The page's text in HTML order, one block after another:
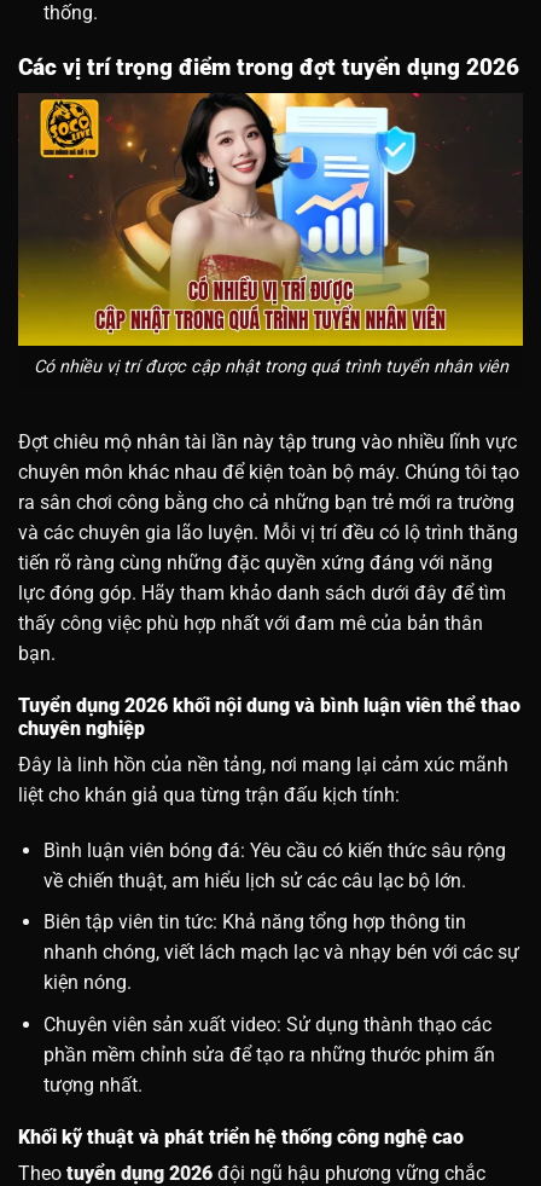
thống.
Các vị trí trọng điểm trong đợt tuyển dụng 2026
Có nhiều vị trí được cập nhật trong quá trình tuyển nhân viên
Đợt chiêu mộ nhân tài lần này tập trung vào nhiều lĩnh vực
chuyên môn khác nhau để kiện toàn bộ máy. Chúng tôi tạo
ra sân chơi công bằng cho cả những bạn trẻ mới ra trường
và các chuyên gia lão luyện. Mỗi vị trí đều có lộ trình thăng
tiến rõ ràng cùng những đặc quyền xứng đáng với năng
lực đóng góp. Hãy tham khảo danh sách dưới đây để tìm
thấy công việc phù hợp nhất với đam mê của bản thân
bạn.
Tuyển dụng 2026 khối nội dung và bình luận viên thể thao
chuyên nghiệp
Đây là linh hồn của nền tảng, nơi mang lại cảm xúc mãnh
liệt cho khán giả qua từng trận đấu kịch tính:
Bình luận viên bóng đá: Yêu cầu có kiến thức sâu rộng
về chiến thuật, am hiểu lịch sử các câu lạc bộ lớn.
Biên tập viên tin tức: Khả năng tổng hợp thông tin
nhanh chóng, viết lách mạch lạc và nhạy bén với các sự
kiện nóng.
Chuyên viên sản xuất video: Sử dụng thành thạo các
phần mềm chỉnh sửa để tạo ra những thước phim ấn
tượng nhất.
Khối kỹ thuật và phát triển hệ thống công nghệ cao
Theo tuyển dụng 2026 đội ngũ hậu phương vững chắc